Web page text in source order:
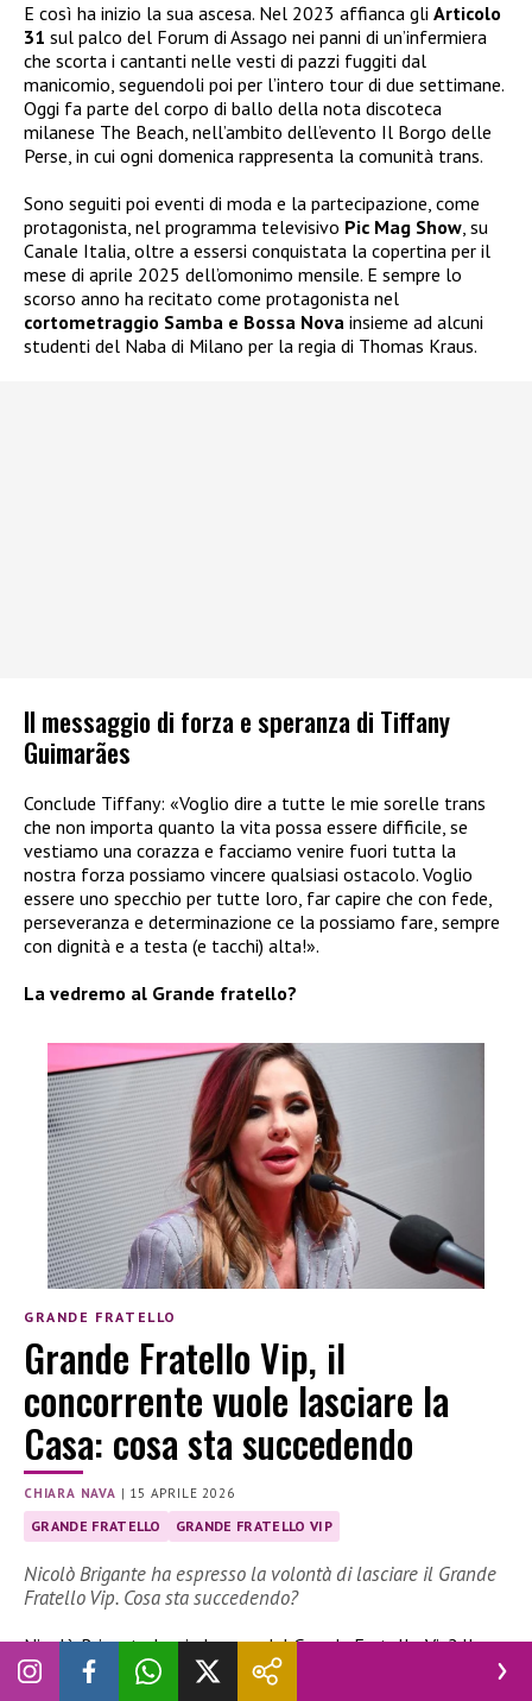
E così ha inizio la sua ascesa. Nel 2023 affianca gli Articolo
31 sul palco del Forum di Assago nei panni di un’infermiera
che scorta i cantanti nelle vesti di pazzi fuggiti dal
manicomio, seguendoli poi per l’intero tour di due settimane.
Oggi fa parte del corpo di ballo della nota discoteca
milanese The Beach, nell’ambito dell’evento Il Borgo delle
Perse, in cui ogni domenica rappresenta la comunità trans.
Sono seguiti poi eventi di moda e la partecipazione, come
protagonista, nel programma televisivo Pic Mag Show, su
Canale Italia, oltre a essersi conquistata la copertina per il
mese di aprile 2025 dell’omonimo mensile. E sempre lo
scorso anno ha recitato come protagonista nel
cortometraggio Samba e Bossa Nova insieme ad alcuni
studenti del Naba di Milano per la regia di Thomas Kraus.
Il messaggio di forza e speranza di Tiffany
Guimarães
Conclude Tiffany: «Voglio dire a tutte le mie sorelle trans
che non importa quanto la vita possa essere difficile, se
vestiamo una corazza e facciamo venire fuori tutta la
nostra forza possiamo vincere qualsiasi ostacolo. Voglio
essere uno specchio per tutte loro, far capire che con fede,
perseveranza e determinazione ce la possiamo fare, sempre
con dignità e a testa (e tacchi) alta!».
La vedremo al Grande fratello?
GRANDE FRATELLO
Grande Fratello Vip, il
concorrente vuole lasciare la
Casa: cosa sta succedendo
CHIARA NAVA | 15 APRILE 2026
GRANDE FRATELLO GRANDE FRATELLO VIP
Nicolò Brigante ha espresso la volontà di lasciare il Grande
Fratello Vip. Cosa sta succedendo?
Nicolò Brigante lascia la casa del Grande Fratello Vip? Il
concorrente siciliano ha espresso la volontà di uscire. Una
decisione associata all’uscita di Blu Barbara Prezia dal gioco.